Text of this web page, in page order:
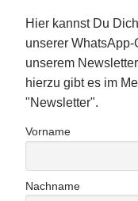
Hier kannst Du
unserer
unserem
hierzu gibt es im
"Newsletter".
Vorname
Nachname